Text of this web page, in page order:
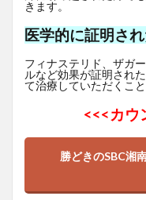
きます。
医学的に証明さ
フィナステリド、ザガ
ルなど効果が証明され
て治療していただくこと
<<<カウ
勝どきのSBC湘